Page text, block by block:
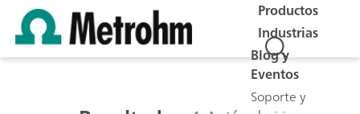
Productos
Industrias
Blog y
Eventos
Soporte y